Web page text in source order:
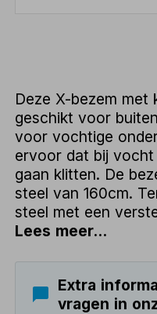
Deze X-bezem
geschikt voor
voor vochtige
ervoor dat bij
gaan klitten. De
steel van 160cm.
steel met een
Lees meer...
Extra
vragen in